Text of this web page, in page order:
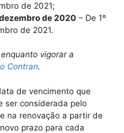
de 2021;
dezembro de 2020 – De 1º
de 2021.
vigorar a
Contran.
de vencimento que
ser considerada pelo
na renovação a partir de
prazo para cada